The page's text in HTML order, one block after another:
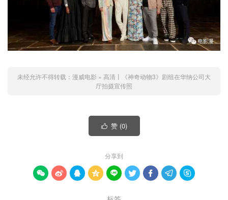
未经允许不得转载： 漫威电影 » 高清丨《神奇动物3》剧组在华纳公司大
厅拍摄宣传照
 赞 (0)
分享到
        